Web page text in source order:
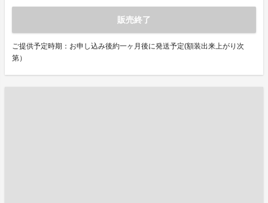
販売終了
ご提供予定時期：お申し込み後約一ヶ月後に発送予定(額装出来上がり次
第）